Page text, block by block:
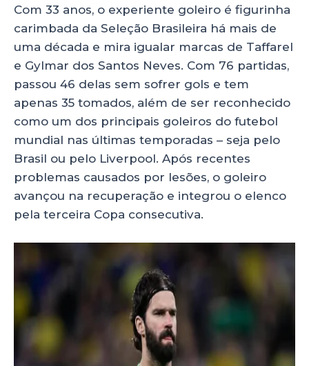
Com 33 anos, o experiente goleiro é figurinha
carimbada da Seleção Brasileira há mais de
uma década e mira igualar marcas de Taffarel
e Gylmar dos Santos Neves. Com 76 partidas,
passou 46 delas sem sofrer gols e tem
apenas 35 tomados, além de ser reconhecido
como um dos principais goleiros do futebol
mundial nas últimas temporadas – seja pelo
Brasil ou pelo Liverpool. Após recentes
problemas causados por lesões, o goleiro
avançou na recuperação e integrou o elenco
pela terceira Copa consecutiva.